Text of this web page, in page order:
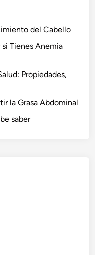
del Cabello
Tienes Anemia
Propiedades,
la Grasa Abdominal
saber